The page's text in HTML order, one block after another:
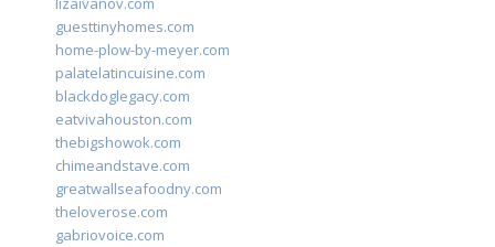
guesttinyhomes.com
home-plow-by-meyer.com
palatelatincuisine.com
blackdoglegacy.com
eatvivahouston.com
thebigshowok.com
chimeandstave.com
greatwallseafoodny.com
theloverose.com
gabriovoice.com